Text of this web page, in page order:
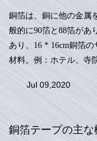
銅箔は、銅に他の金属
般的に90箔と88箔があ
あり、16 * 16cm銅箔
材料。例：ホテル、寺
Jul 09,2020
銅箔テープの主な